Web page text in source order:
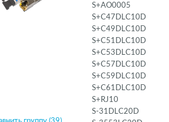
S+AO0005
S+C47DLC10D
S+C49DLC10D
S+C51DLC10D
S+C53DLC10D
S+C57DLC10D
S+C59DLC10D
S+C61DLC10D
S+RJ10
S-31DLC20D